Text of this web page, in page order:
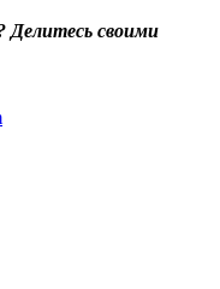
Делитесь своими